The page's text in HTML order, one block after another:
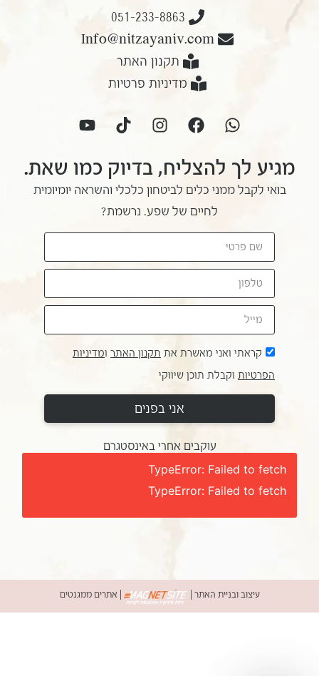
051-233-8863
Info@nitzayaniv.com
תקנון האתר
מדיניות פרטיות
מגיע לך להצליח, בדיוק כמו שאת.
בואי לקבל ממני כלים לביטחון כלכלי והשראה יומיומית
לחיים של שפע. נרשמת?
קראתי ואני מאשרת את תקנון האתרומדיניות
הפרטיותוקבלת תוכן שיווקי
אני בפנים
עוקבים אחרי באינסטגרם
TypeError: Failed to fetch
TypeError: Failed to fetch
עיצוב ובניית האתר אתרים ממגנטים